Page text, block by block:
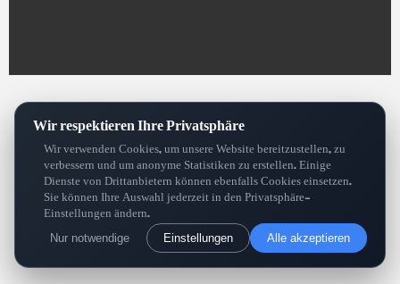
Wir respektieren Ihre Privatsphäre
Wir verwenden Cookies, um unsere Website bereitzustellen, zu
verbessern und um anonyme Statistiken zu erstellen. Einige
Dienste von Drittanbietern können ebenfalls Cookies einsetzen.
Sie können Ihre Auswahl jederzeit in den Privatsphäre-
Einstellungen ändern.